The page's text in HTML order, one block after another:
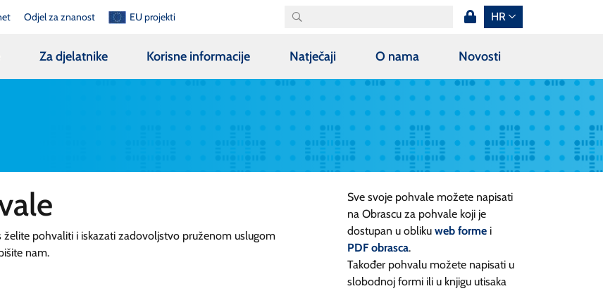
Odjel za znanost EU projekti HR
Za djelatnike Korisne informacije Natječaji O nama Novosti
želite pohvaliti i iskazati zadovoljstvo pruženom uslugom
nam.
Sve svoje pohvale možete napisati
na Obrascu za pohvale koji je
dostupan u obliku web forme i
PDF obrasca.
Također pohvalu možete napisati u
slobodnoj formi ili u knjigu utisaka